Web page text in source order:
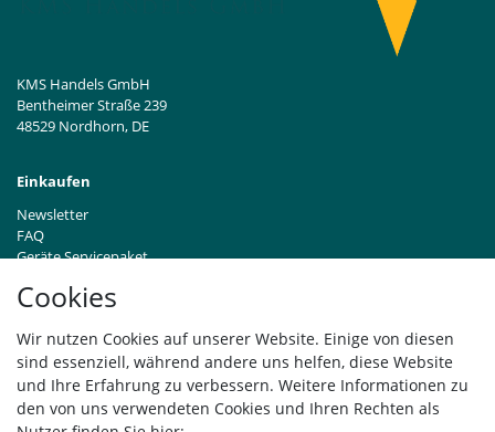
Cookies
Wir nutzen Cookies auf unserer Website. Einige von diesen
sind essenziell, während andere uns helfen, diese Website
und Ihre Erfahrung zu verbessern. Weitere Informationen zu
den von uns verwendeten Cookies und Ihren Rechten als
KMS Handels GmbH
Bentheimer Straße 239
48529 Nordhorn, DE
Einkaufen
Newsletter
FAQ
Geräte Servicepaket
Händleranfragen B2B
Widerrufsrecht
Vertrag widerrufen
Versand